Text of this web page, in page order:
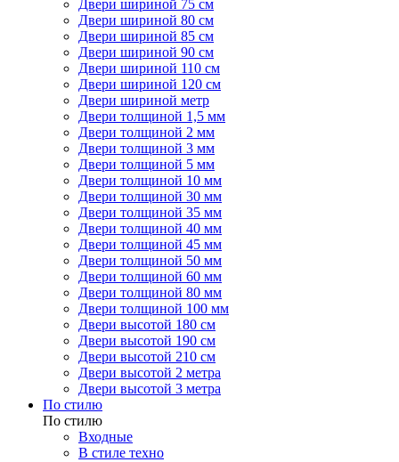
Двери шириной 75 см
Двери шириной 80 см
Двери шириной 85 см
Двери шириной 90 см
Двери шириной 110 см
Двери шириной 120 см
Двери шириной метр
Двери толщиной 1,5 мм
Двери толщиной 2 мм
Двери толщиной 3 мм
Двери толщиной 5 мм
Двери толщиной 10 мм
Двери толщиной 30 мм
Двери толщиной 35 мм
Двери толщиной 40 мм
Двери толщиной 45 мм
Двери толщиной 50 мм
Двери толщиной 60 мм
Двери толщиной 80 мм
Двери толщиной 100 мм
Двери высотой 180 см
Двери высотой 190 см
Двери высотой 210 см
Двери высотой 2 метра
Двери высотой 3 метра
По стилю
По стилю
Входные
В стиле техно